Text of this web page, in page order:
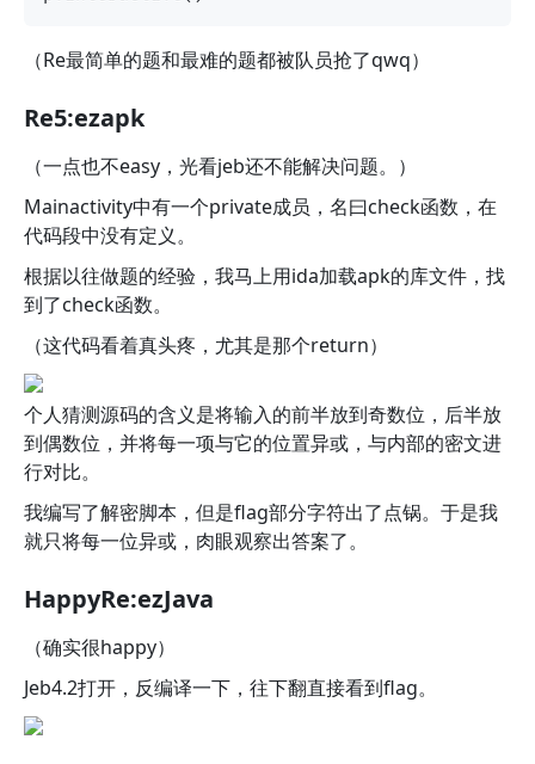
（Re最简单的题和最难的题都被队员抢了qwq）
Re5:ezapk
（一点也不easy，光看jeb还不能解决问题。）
Mainactivity中有一个private成员，名曰check函数，在
代码段中没有定义。
根据以往做题的经验，我马上用ida加载apk的库文件，找
到了check函数。
（这代码看着真头疼，尤其是那个return）
个人猜测源码的含义是将输入的前半放到奇数位，后半放
到偶数位，并将每一项与它的位置异或，与内部的密文进
行对比。
我编写了解密脚本，但是flag部分字符出了点锅。于是我
就只将每一位异或，肉眼观察出答案了。
HappyRe:ezJava
（确实很happy）
Jeb4.2打开，反编译一下，往下翻直接看到flag。